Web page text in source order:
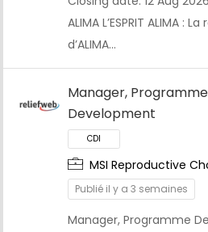
CDI
ALIMA L’ESPRIT ALIMA :
d’ALIMA…
Manager,
Development
MSI Reproductive
Publié il y a 3 semaines
Manager, Programme